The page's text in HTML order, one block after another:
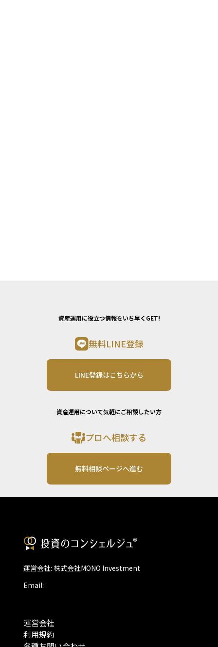
資産運用に役立つ情報をいち早くGET!
無料LINE登録
LINE登録はこちらから
資産運用について気軽にご相談したい方
プロへ相談する
無料相談ページへ進む
運営会社: 株式会社MONO Investment
Email:
運営会社
利用規約